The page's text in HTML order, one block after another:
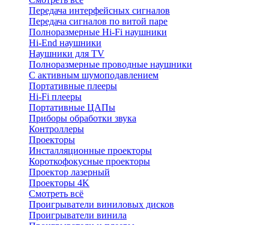
Передача интерфейсных сигналов
Передача сигналов по витой паре
Полноразмерные Hi-Fi наушники
Hi-End наушники
Наушники для TV
Полноразмерные проводные наушники
С активным шумоподавлением
Портативные плееры
Hi-Fi плееры
Портативные ЦАПы
Приборы обработки звука
Контроллеры
Проекторы
Инсталляционные проекторы
Короткофокусные проекторы
Проектор лазерный
Проекторы 4K
Смотреть всё
Проигрыватели виниловых дисков
Проигрыватели винила